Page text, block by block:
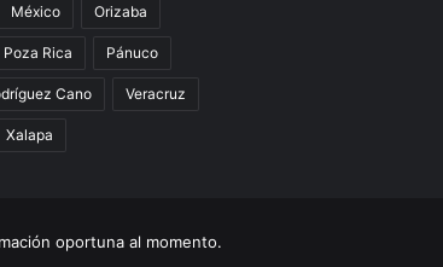
México Orizaba
Poza Rica Pánuco
Cano Veracruz
Xalapa
oportuna al momento.